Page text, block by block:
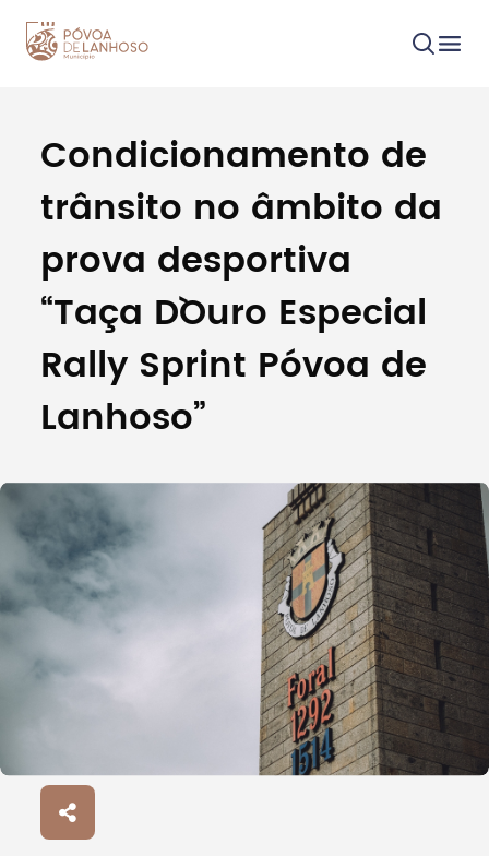
Procurar
Tipo de conteúdo
Filtros
Condicionamento de
trânsito no âmbito da
prova desportiva
“Taça D`Ouro Especial
Rally Sprint Póvoa de
Lanhoso”